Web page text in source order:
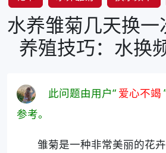
水养雏菊几天换一
养殖技巧：水换
此问题由用户“ 爱心不竭
参考。
雏菊是一种非常美丽的花